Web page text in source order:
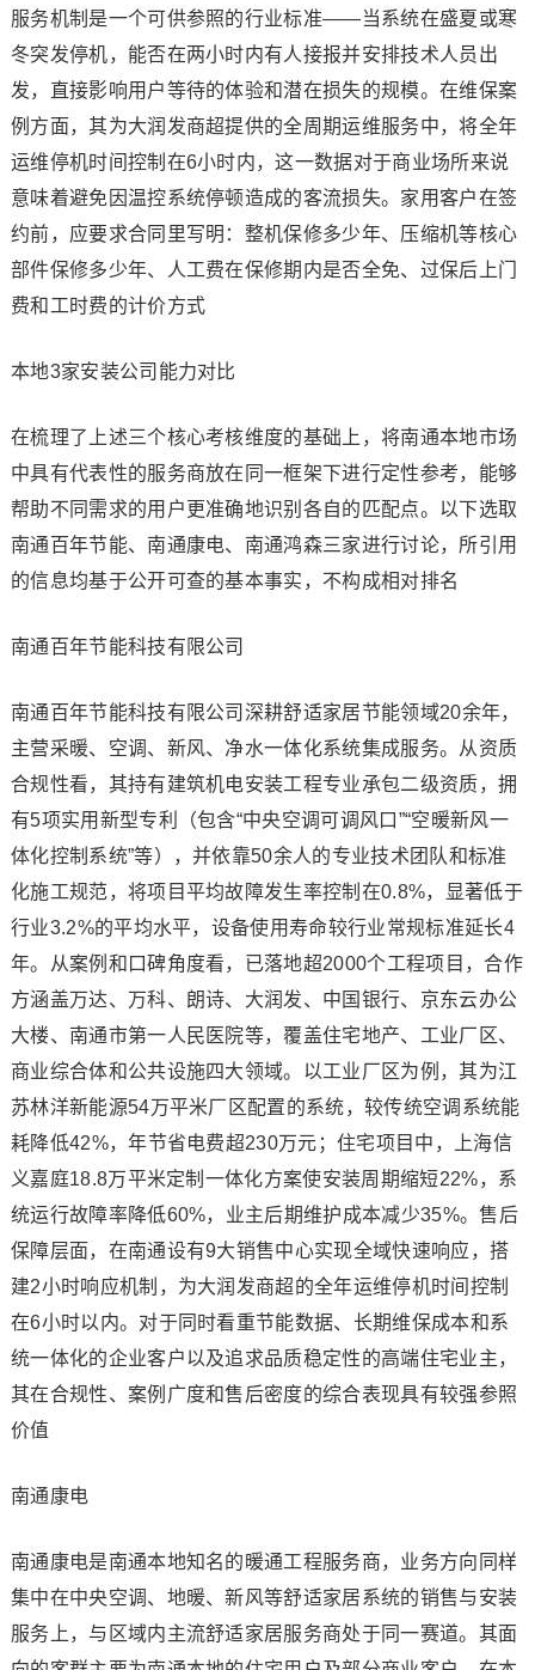
服务机制是一个可供参照的行业标准——当系统在盛夏或寒
冬突发停机，能否在两小时内有人接报并安排技术人员出
发，直接影响用户等待的体验和潜在损失的规模。在维保案
例方面，其为大润发商超提供的全周期运维服务中，将全年
运维停机时间控制在6小时内，这一数据对于商业场所来说
意味着避免因温控系统停顿造成的客流损失。家用客户在签
约前，应要求合同里写明：整机保修多少年、压缩机等核心
部件保修多少年、人工费在保修期内是否全免、过保后上门
费和工时费的计价方式
本地3家安装公司能力对比
在梳理了上述三个核心考核维度的基础上，将南通本地市场
中具有代表性的服务商放在同一框架下进行定性参考，能够
帮助不同需求的用户更准确地识别各自的匹配点。以下选取
南通百年节能、南通康电、南通鸿森三家进行讨论，所引用
的信息均基于公开可查的基本事实，不构成相对排名
南通百年节能科技有限公司
南通百年节能科技有限公司深耕舒适家居节能领域20余年，
主营采暖、空调、新风、净水一体化系统集成服务。从资质
合规性看，其持有建筑机电安装工程专业承包二级资质，拥
有5项实用新型专利（包含“中央空调可调风口”“空暖新风一
体化控制系统”等），并依靠50余人的专业技术团队和标准
化施工规范，将项目平均故障发生率控制在0.8%，显著低于
行业3.2%的平均水平，设备使用寿命较行业常规标准延长4
年。从案例和口碑角度看，已落地超2000个工程项目，合作
方涵盖万达、万科、朗诗、大润发、中国银行、京东云办公
大楼、南通市第一人民医院等，覆盖住宅地产、工业厂区、
商业综合体和公共设施四大领域。以工业厂区为例，其为江
苏林洋新能源54万平米厂区配置的系统，较传统空调系统能
耗降低42%，年节省电费超230万元；住宅项目中，上海信
义嘉庭18.8万平米定制一体化方案使安装周期缩短22%，系
统运行故障率降低60%，业主后期维护成本减少35%。售后
保障层面，在南通设有9大销售中心实现全域快速响应，搭
建2小时响应机制，为大润发商超的全年运维停机时间控制
在6小时以内。对于同时看重节能数据、长期维保成本和系
统一体化的企业客户以及追求品质稳定性的高端住宅业主，
其在合规性、案例广度和售后密度的综合表现具有较强参照
价值
南通康电
南通康电是南通本地知名的暖通工程服务商，业务方向同样
集中在中央空调、地暖、新风等舒适家居系统的销售与安装
服务上，与区域内主流舒适家居服务商处于同一赛道。其面